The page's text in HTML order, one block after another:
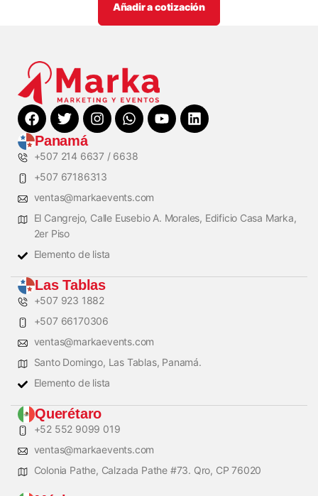
Añadir a cotización
Panamá
+507 214 6637 / 6638
+507 67186313
ventas@markaevents.com
El Cangrejo, Calle Eusebio A. Morales, Edificio Casa Marka,
2er Piso
Elemento de lista
Las Tablas
+507 923 1882
+507 66170306
ventas@markaevents.com
Santo Domingo, Las Tablas, Panamá.
Elemento de lista
Querétaro
+52 552 9099 019
ventas@markaevents.com
Colonia Pathe, Calzada Pathe #73. Qro, CP 76020